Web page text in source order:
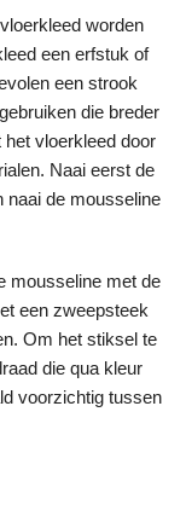
worden
een erfstuk of
een strook
die breder
vloerkleed door
Naai eerst de
naai de mousseline
mousseline met de
een zweepsteek
Om het stiksel te
die qua kleur
voorzichtig tussen